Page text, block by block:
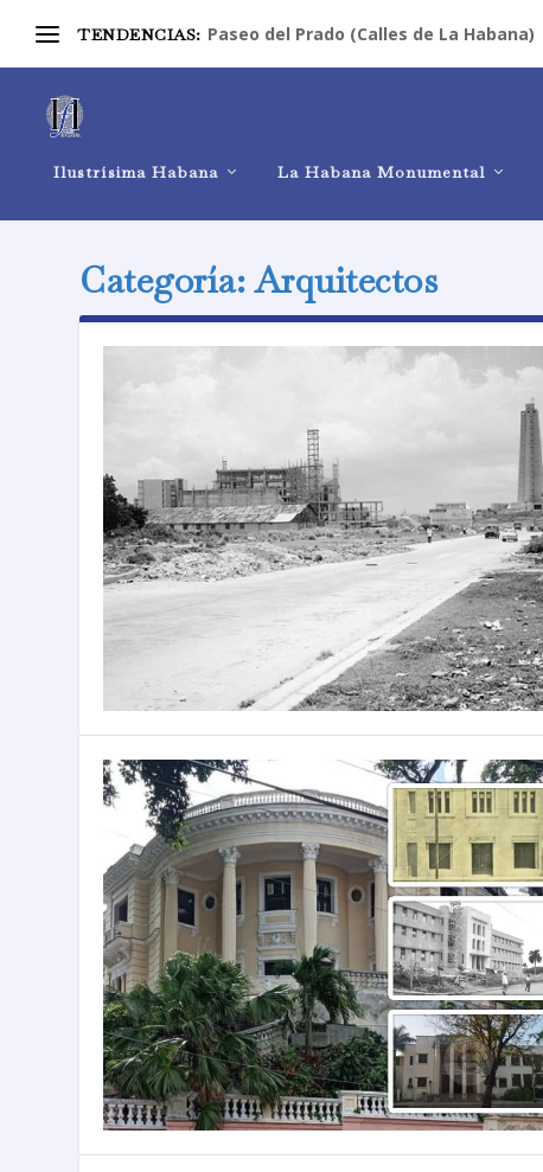
TENDENCIAS: Paseo del Prado (Calles de La Habana)
Ilustrísima Habana La Habana Monumental
Categoría:Arquitectos